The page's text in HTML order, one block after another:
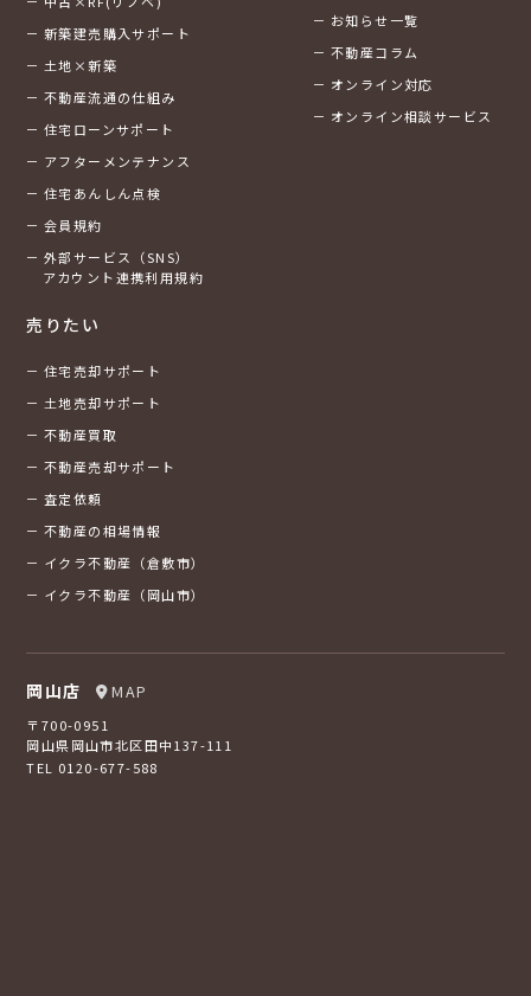
新築建売購入サポート
土地×新築
不動産流通の仕組み
住宅ローンサポート
アフターメンテナンス
住宅あんしん点検
会員規約
外部サービス（SNS）
アカウント連携利用規約
売りたい
住宅売却サポート
土地売却サポート
不動産買取
不動産売却サポート
査定依頼
不動産の相場情報
イクラ不動産（倉敷市）
イクラ不動産（岡山市）
お知らせ一覧
不動産コラム
オンライン対応
オンライン相談サービス
岡山店 MAP
〒700-0951
岡山県岡山市北区田中137-111
TEL 0120-677-588